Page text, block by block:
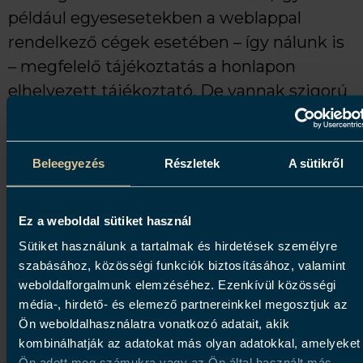
Beleegyezés Részletek A sütikről
Ez a weboldal sütiket használ
Sütiket használunk a tartalmak és hirdetések személyre
szabásához, közösségi funkciók biztosításához, valamint
weboldalforgalmunk elemzéséhez. Ezenkívül közösségi
média-, hirdető- és elemező partnereinkkel megosztjuk az
Ön weboldalhasználatra vonatkozó adatait, akik
kombinálhatják az adatokat más olyan adatokkal, amelyeket
például egyesesetekben a weblappal
rendelkező cégek esetében – így nálunk is
– megfelelő tájékoztatás a honlapon
elhelyezett tájékoztató. De vannak szigorú
esetek is, amikor például emailen vagyunk
köteles az adatkezelés konkrét változásáról
értesíteni az érintettet.
hanem valaki mástól kapjuk meg az Ön
személyes adatát, akkor a lehető
leghamarabb, az első kapcsolatfelvételkor,
de legkésőbb 1 hónapon belül értesíteni
kell az Önt.
Szükségesség és arányosság